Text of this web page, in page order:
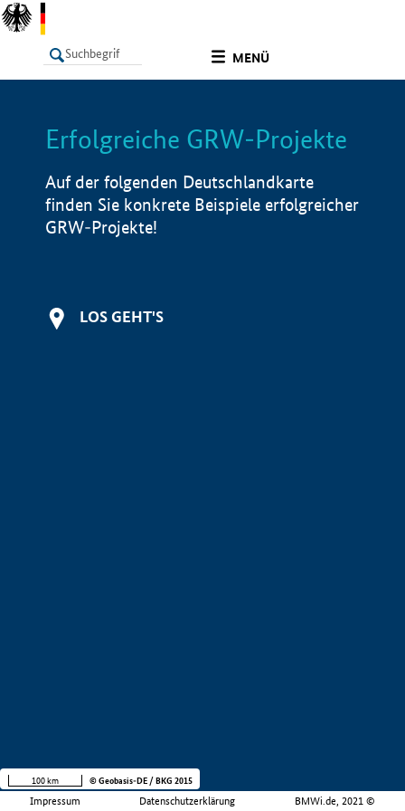
MENÜ
LISTE Info
Erfolgreiche GRW-Projekte
Auf der folgenden Deutschlandkarte
finden Sie konkrete Beispiele erfolgreicher
GRW-Projekte!
LOS GEHT'S
Impressum Datenschutzerklärung BMWi.de, 2021 ©
100 km © Geobasis-DE / BKG 2015